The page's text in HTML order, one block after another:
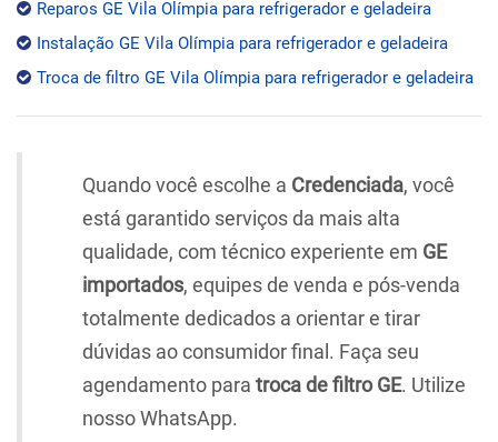
Reparos GE Vila Olímpia para refrigerador e geladeira
Instalação GE Vila Olímpia para refrigerador e geladeira
Troca de filtro GE Vila Olímpia para refrigerador e geladeira
Quando você escolhe a Credenciada, você
está garantido serviços da mais alta
qualidade, com técnico experiente em GE
importados, equipes de venda e pós-venda
totalmente dedicados a orientar e tirar
dúvidas ao consumidor final. Faça seu
agendamento para troca de filtro GE. Utilize
nosso WhatsApp.